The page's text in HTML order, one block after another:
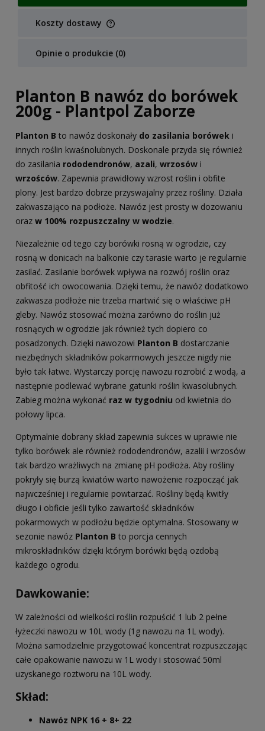
Koszty dostawy
Cena nie zawiera ewentualnych kosztów płatności
Opinie o produkcie (0)
Planton B nawóz do borówek
200g - Plantpol Zaborze
Planton B to nawóz doskonały do zasilania borówek i
innych roślin kwaśnolubnych. Doskonale przyda się również
do zasilania rododendronów, azali, wrzosów i
wrzośców. Zapewnia prawidłowy wzrost roślin i obfite
plony. Jest bardzo dobrze przyswajalny przez rośliny. Działa
zakwaszająco na podłoże. Nawóz jest prosty w dozowaniu
oraz w 100% rozpuszczalny w wodzie.
Niezależnie od tego czy borówki rosną w ogrodzie, czy
rosną w donicach na balkonie czy tarasie warto je regularnie
zasilać. Zasilanie borówek wpływa na rozwój roślin oraz
obfitość ich owocowania. Dzięki temu, że nawóz dodatkowo
zakwasza podłoże nie trzeba martwić się o właściwe pH
gleby. Nawóz stosować można zarówno do roślin już
rosnących w ogrodzie jak również tych dopiero co
posadzonych. Dzięki nawozowi Planton B dostarczanie
niezbędnych składników pokarmowych jeszcze nigdy nie
było tak łatwe. Wystarczy porcję nawozu rozrobić z wodą, a
następnie podlewać wybrane gatunki roślin kwasolubnych.
Zabieg można wykonać raz w tygodniu od kwietnia do
połowy lipca.
Optymalnie dobrany skład zapewnia sukces w uprawie nie
tylko borówek ale również rododendronów, azalii i wrzosów
tak bardzo wrażliwych na zmianę pH podłoża. Aby rośliny
pokryły się burzą kwiatów warto nawożenie rozpocząć jak
najwcześniej i regularnie powtarzać. Rośliny będą kwitły
długo i obficie jeśli tylko zawartość składników
pokarmowych w podłożu będzie optymalna. Stosowany w
sezonie nawóz Planton B to porcja cennych
mikroskładników dzięki którym borówki będą ozdobą
każdego ogrodu.
Dawkowanie:
W zależności od wielkości roślin rozpuścić 1 lub 2 pełne
łyżeczki nawozu w 10L wody (1g nawozu na 1L wody).
Można samodzielnie przygotować koncentrat rozpuszczając
całe opakowanie nawozu w 1L wody i stosować 50ml
uzyskanego roztworu na 10L wody.
Skład:
Nawóz NPK 16 + 8+ 22